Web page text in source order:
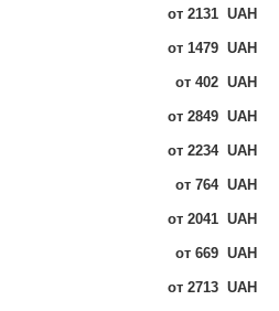
от 2131 UAH
от 1479 UAH
от 402 UAH
от 2849 UAH
от 2234 UAH
от 764 UAH
от 2041 UAH
от 669 UAH
от 2713 UAH